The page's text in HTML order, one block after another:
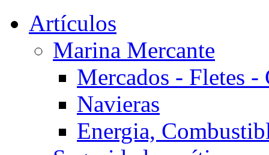
Artículos
Marina Mercante
Mercados - Fletes -
Navieras
Energia,